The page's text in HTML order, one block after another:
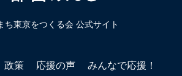
ち東京をつくる会 公式サイト
政策 応援の声
みんなで応援！